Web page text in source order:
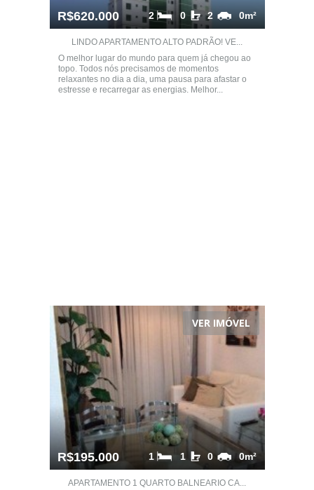
R$620.000 0m²
2
0
2
LINDO APARTAMENTO ALTO PADRÃO! VE...
O melhor lugar do mundo para quem já chegou ao
topo. Todos nós precisamos de momentos
relaxantes no dia a dia, uma pausa para afastar o
estresse e recarregar as energias. Melhor...
VER IMÓVEL
R$195.000 0m²
0
1
1
APARTAMENTO 1 QUARTO BALNEARIO CA...